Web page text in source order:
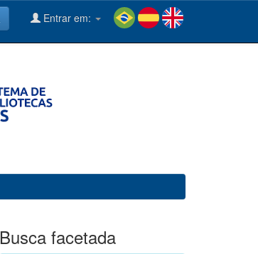
Entrar em:
Busca facetada